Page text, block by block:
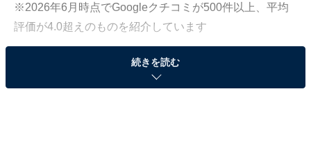
※2026年6月時点でGoogleクチコミが500件以上、平均
評価が4.0超えのものを紹介しています
この記事の執筆者： All About ニュース お買
いもの部
続きを読む